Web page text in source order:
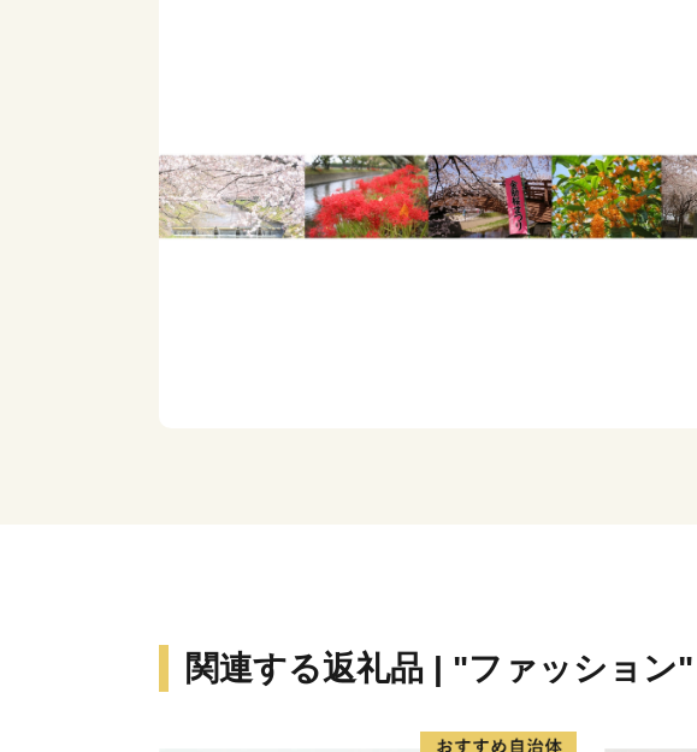
関連する返礼品 | "ファッション"